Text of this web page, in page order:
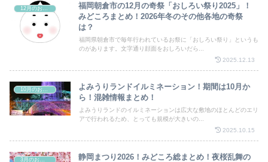
福岡朝倉市の12月の奇祭「おしろい祭り2025」！
みどころまとめ！2026年冬のその他各地の奇祭
は？
福岡県朝倉市で毎年行われているお祭に「おしろい祭り」というも
のがあります。文字通り顔面をおしろいだら...
2025.12.13
よみうりランドイルミネーション！期間は10月か
ら！混雑情報まとめ！
よみうりランドのイルミネーションは広大な敷地のほとんどのエリ
アで行われるため、とっても規模が大きいの...
2025.10.15
静岡まつり2026！みどころ総まとめ！夜桜乱舞の